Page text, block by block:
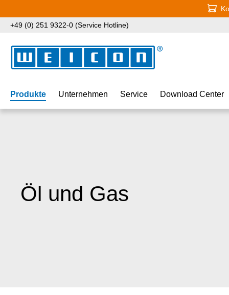
+49 (0) 251 9322-0 (Service Hotline)
Produkte Unternehmen Service Download Center
Öl und Gas